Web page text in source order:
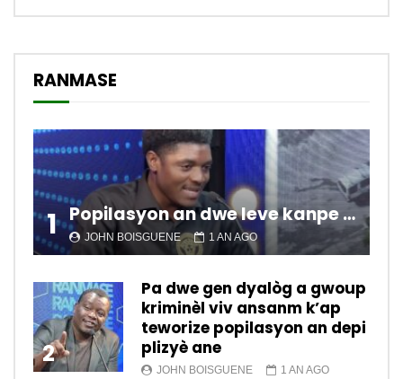
RANMASE
1 Popilasyon an dwe leve kanpe pou chanje sitiyasyon kawotik l’ap viv nan peyi a.
JOHN BOISGUENE 1 AN AGO
2
Pa dwe gen dyalòg a gwoup
kriminèl viv ansanm k’ap
teworize popilasyon an depi
plizyè ane
JOHN BOISGUENE 1 AN AGO